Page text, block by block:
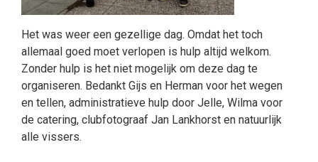
Het was weer een gezellige dag. Omdat het toch
allemaal goed moet verlopen is hulp altijd welkom.
Zonder hulp is het niet mogelijk om deze dag te
organiseren. Bedankt Gijs en Herman voor het wegen
en tellen, administratieve hulp door Jelle, Wilma voor
de catering, clubfotograaf Jan Lankhorst en natuurlijk
alle vissers.